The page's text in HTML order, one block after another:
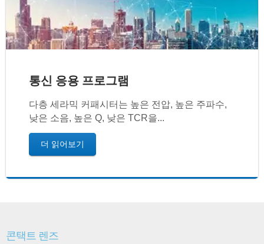
통신 응용 프로그램
다층 세라믹 커패시터는 높은 전압, 높은 주파수,
낮은 소음, 높은 Q, 낮은 TCR을...
더 읽어보기
콘택트 렌즈